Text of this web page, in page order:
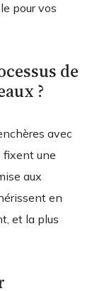
pour vos
de
?
avec
fixent une
aux
en
et la plus